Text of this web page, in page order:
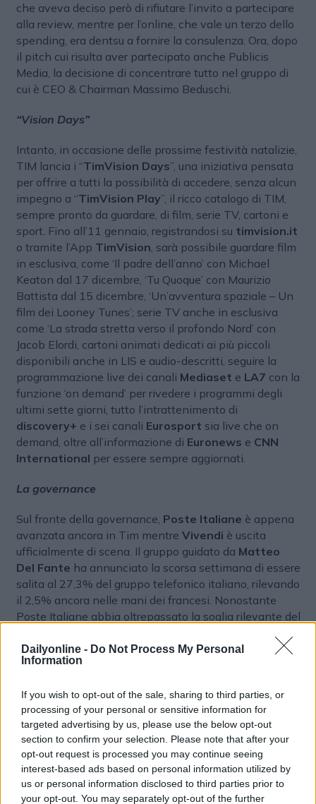
Dailyonline - Do Not Process My Personal
Information
If you wish to opt-out of the sale, sharing to third parties, or
processing of your personal or sensitive information for
targeted advertising by us, please use the below opt-out
section to confirm your selection. Please note that after your
opt-out request is processed you may continue seeing
interest-based ads based on personal information utilized by
us or personal information disclosed to third parties prior to
your opt-out. You may separately opt-out of the further
che aveva deciso però di rifiutare l’invito a partecipare
alla review, mentre per l’online, che vale un terzo dello
spending, era dentsu a fornire la consulenza. Ora, dopo
il pitch cui risulta aver partecipato anche Publicis
Media, la decisione di concentrare tutto nel gruppo di
cui è CEO & Chairman Massimo Beduschi.
“Vision Days”
Intanto, in occasione delle prossime festività natalizie,
TIM lancia i “TimVision Days”, una iniziativa pensata
per offrire a tutti la possibilità di accedere, senza alcun
impegno a “TimVision Play”, il ricco catalogo di TIM,
sempre pronto da guardare, di film, serie TV, cartoni e
sport. Fino all’11 gennaio, registrandosi su timvision.it
o tramite l’App TimVision, sarà possibile guardare film
in esclusiva, come ‘Il padre dell’anno’ con Michael
Keaton dal 17 dicembre, ‘Tu Quoque’ con Maurizio
Battista dal 15 dicembre, ‘Un’avventura spaziale – Un
film dei Looney Tunes’; serie TV anche in esclusiva
come ‘La strada stretta verso il profondo Nord’ con
Jacob Elordi, cartoni animati dedicati ai più piccoli
disponibili anche in LIS e audio-descritti, seguire la
programmazione live dei canali Mediaset e LA7 con la
funzione ‘on demand’ per rivedere i programmi degli
ultimi sette giorni, tutto l’intrattenimento di
discovery+ e i sei canali Eurosport sia live che on
demand, oltre all’informazione di Euronews e CNN
International per essere sempre aggiornati.
La governance
Sul fronte della governance, Poste Italiane è appena
avanzata ancora in Tim mentre Vivendi è uscita
ufficialmente di scena. Il gruppo guidato da Matteo
Del Fante ha annunciato la scorsa settimana di essere
salita al 27,3% del gruppo telefonico italiano, rilevando
il 2,5% ancora nelle mani dei francesi. Nonostante
Poste Italiane abbia oltrepassato la soglia rilevante del
sull’intero capitale di Tim. Al termine dell’acquisizione,
Poste Italiane – già azionista con il 24,81% delle azioni
pari al 27,32% delle azioni ordinarie Tim,
corrispondente al 19,61% del capitale sociale, con il
conseguente superamento dell’attuale soglia rilevante
ai fini della disciplina sulle offerte pubbliche di acquisto
obbligatorie. Su quest’ultimo punto, il gruppo guidato da
Del Fante ha fatto sapere che si avvarrà dell’esenzione
per i superamenti di carattere “temporaneo” della